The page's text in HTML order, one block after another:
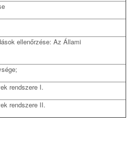
ellenőrzése: Az Állami
rendszere I.
rendszere II.